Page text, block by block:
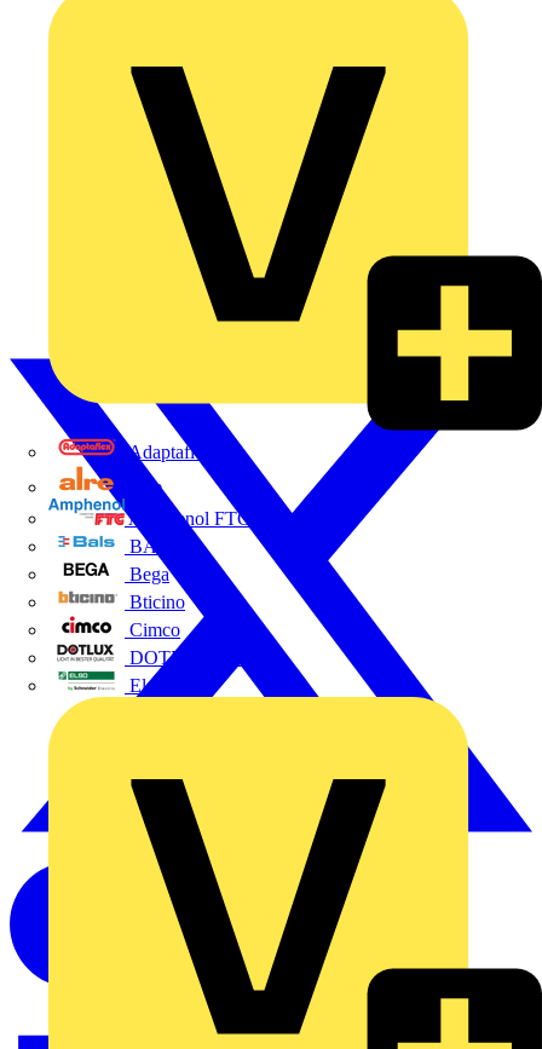
Adaptaflex
Alre
Amphenol FTG
BALS
Bega
Bticino
Cimco
DOTLUX GmbH
Elso